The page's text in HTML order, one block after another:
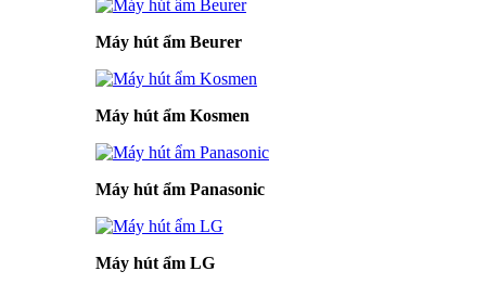
Máy hút ẩm Beurer
Máy hút ẩm Kosmen
Máy hút ẩm Panasonic
Máy hút ẩm LG